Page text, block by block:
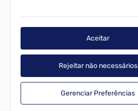
Categorias
ADMINISTRAÇÃO
Aceitar
Rejeitar não necessários
Gerenciar Preferências